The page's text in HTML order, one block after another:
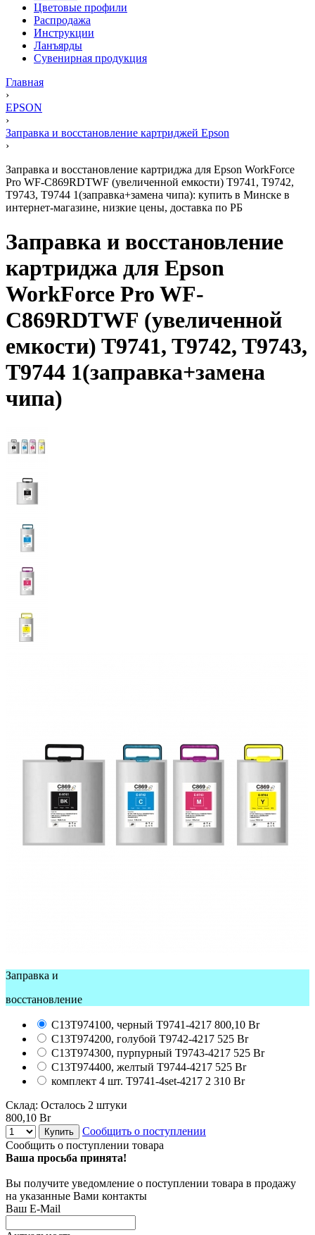
Цветовые профили
Распродажа
Инструкции
Ланъярды
Сувенирная продукция
Главная
›
EPSON
›
Заправка и восстановление картриджей Epson
›
Заправка и восстановление картриджа для Epson WorkForce
Pro WF-C869RDTWF (увеличенной емкости) T9741, T9742,
T9743, T9744 1(заправка+замена чипа): купить в Минске в
интернет-магазине, низкие цены, доставка по РБ
Заправка и восстановление
картриджа для Epson
WorkForce Pro WF-
C869RDTWF (увеличенной
емкости) T9741, T9742, T9743,
T9744 1(заправка+замена
чипа)
Заправка и
восстановление
C13T974100, черный T9741-4217 800,10 Br
C13T974200, голубой T9742-4217 525 Br
C13T974300, пурпурный T9743-4217 525 Br
C13T974400, желтый T9744-4217 525 Br
комплект 4 шт. T9741-4set-4217 2 310 Br
Склад: Осталось 2 штуки
800,10 Br
Купить
Сообщить о поступлении
Сообщить о поступлении товара
Ваша просьба принята!
Вы получите уведомление о поступлении товара в продажу
на указанные Вами контакты
Ваш E-Mail